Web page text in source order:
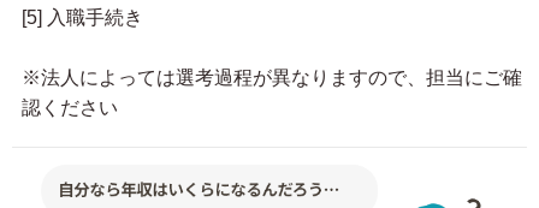
[5] 入職手続き
※法人によっては選考過程が異なりますので、担当にご確
認ください